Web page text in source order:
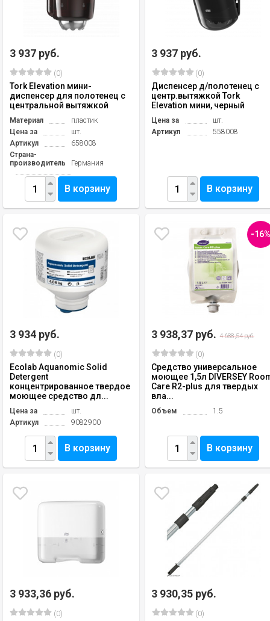
3 937 руб.
(0)
Tork Elevation мини-
диспенсер для полотенец с
центральной вытяжкой
Материал
пластик
Цена за
шт.
Артикул
658008
Страна-
производитель
Германия
В корзину
3 937 руб.
(0)
Диспенсер д/полотенец с
центр.вытяжкой Tork
Elevation мини, черный
Цена за
шт.
Артикул
558008
В корзину
3 934 руб.
(0)
Ecolab Aquanomic Solid
Detergent
концентрированное твердое
моющее средство дл...
Цена за
шт.
Артикул
9082900
В корзину
-16%
3 938,37 руб. 4 688,54 руб.
(0)
Средство универсальное
моющее 1,5л DIVERSEY
Care R2-plus для твердых
вла...
Объем 1.5
В корзину
3 933,36 руб.
(0)
3 930,35 руб.
(0)